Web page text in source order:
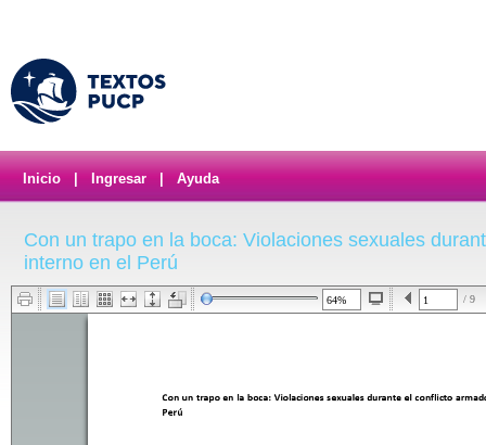
Inicio Ingresar Ayuda
Con un trapo en la boca: Violaciones sexuales
interno en el Perú
/ 9